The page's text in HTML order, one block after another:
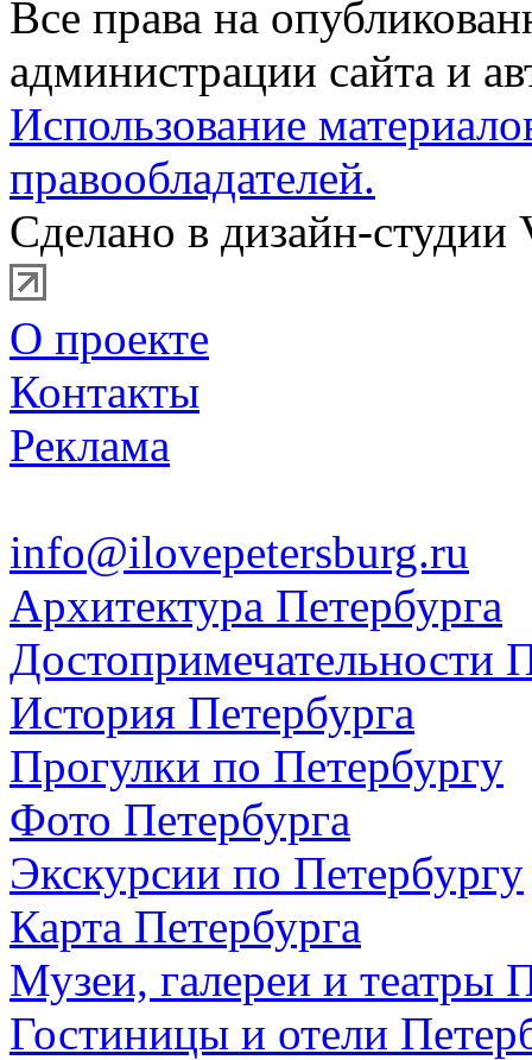
Все права на
администрации сайта и
Использование
правообладателей.
Сделано в дизайн-студии
О проекте
Контакты
Реклама
info@ilovepetersburg.ru
Архитектура Петербурга
Достопримечательности
История Петербурга
Прогулки по Петербургу
Фото Петербурга
Экскурсии по Петербургу
Карта Петербурга
Музеи, галереи и театры
Гостиницы и отели